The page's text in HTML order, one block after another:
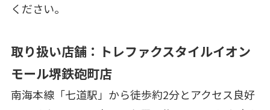
ください。
取り扱い店舗：トレファクスタイルイオン
モール堺鉄砲町店
南海本線「七道駅」から徒歩約2分とアクセス良好